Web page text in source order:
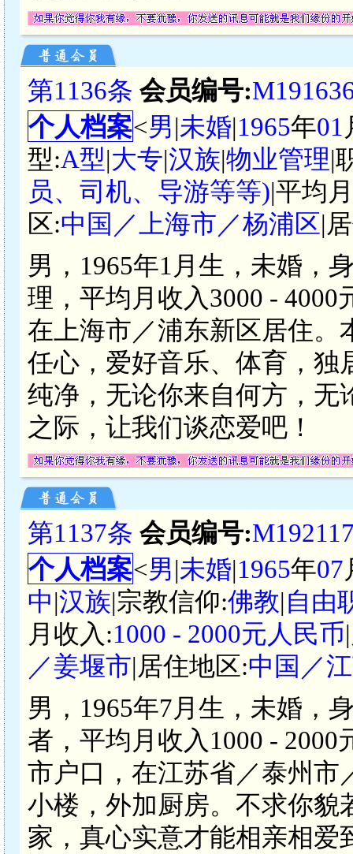
第1136条 会员编号:
个人档案<男|未婚|1965年01
型:A型|大专|汉族|物业管理|
员、司机、导游等等)|平均
区:中国／上海市／杨浦区|
男，1965年1月生，未婚，
理，平均月收入3000 -
在上海市／浦东新区居住。
任心，爱好音乐、体育，独
纯净，无论你来自何方，无
之际，让我们谈恋爱吧！
第1137条 会员编号:
个人档案<男|未婚|1965年07
中|汉族|宗教信仰:佛教|自由
月收入:1000 - 2000元人民币
／姜堰市|居住地区:中国／
男，1965年7月生，未婚，
者，平均月收入1000 -
市户口，在江苏省／泰州市
小楼，外加厨房。不求你貌
家，真心实意才能相亲相爱